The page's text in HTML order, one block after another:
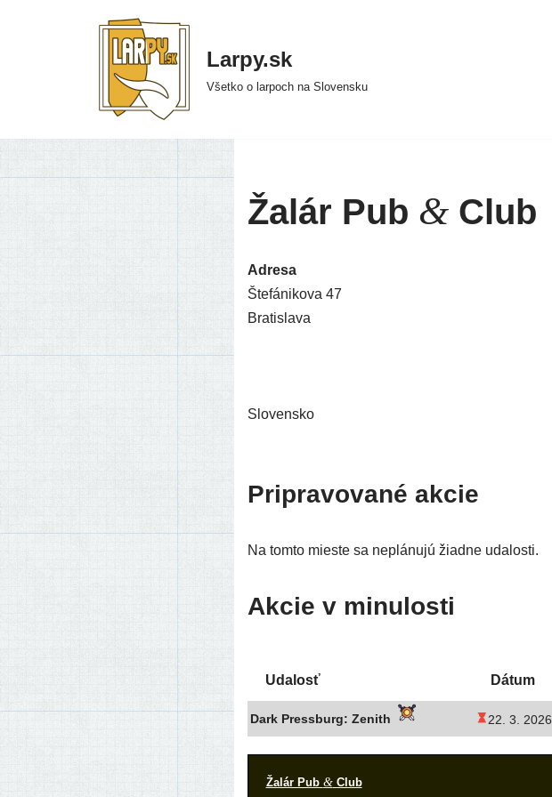
Larpy.sk
Všetko o larpoch na Slovensku
Žalár Pub &Club
Adresa
Štefánikova 47
Bratislava
Slovensko
Pripravované akcie
Na tom­to mies­te sa neplá­nu­jú žiad­ne udalosti.
Akcie v minulosti
Udalosť Dátum
Dark Pressburg: Zenith 22. 3. 2026
Žalár Pub &Club